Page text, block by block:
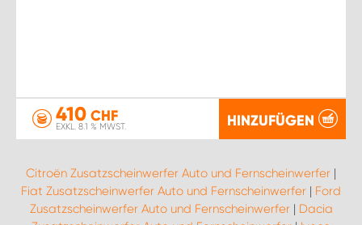
410 CHF
EXKL. 8.1 % MWST. HINZUFÜGEN
Citroën Zusatzscheinwerfer Auto und Fernscheinwerfer |
Fiat Zusatzscheinwerfer Auto und Fernscheinwerfer | Ford
Zusatzscheinwerfer Auto und Fernscheinwerfer| Dacia